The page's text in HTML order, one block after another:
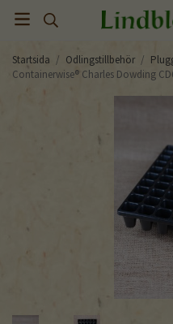
Startsida / Odlingstillbehör /
Containerwise® Charles Dowding